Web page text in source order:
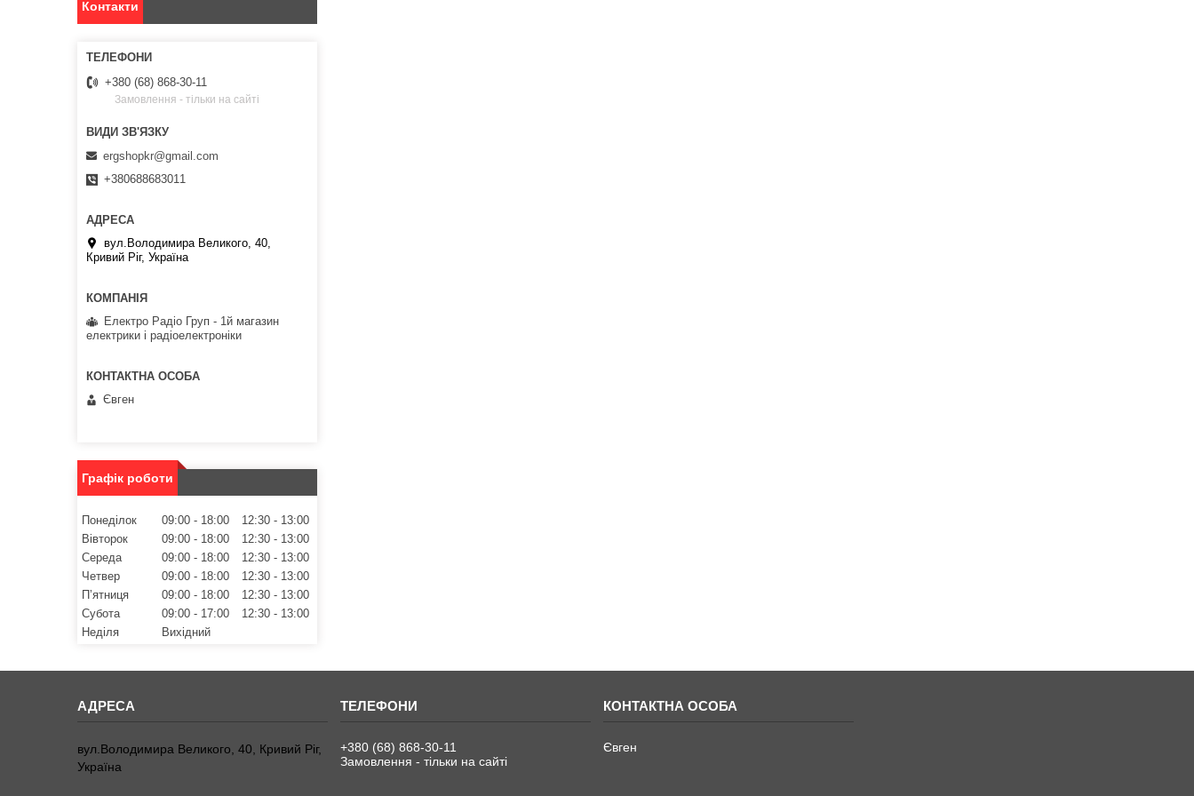
Контакти
+380 (68) 868-30-11
Замовлення - тільки на сайті
ergshopkr@gmail.com
+380688683011
вул.Володимира Великого, 40,
Кривий Ріг, Україна
Електро Радіо Груп - 1й магазин
електрики і радіоелектроніки
Євген
Графік роботи
Понеділок 09:00 18:00 12:30
13:00
Вівторок
09:00 18:00 12:30
13:00
Середа
09:00 18:00 12:30
13:00
Четвер
09:00 18:00 12:30
13:00
Пʼятниця
09:00 18:00 12:30
13:00
Субота
09:00 17:00 12:30
13:00
Неділя
Вихідний
вул.Володимира Великого, 40, Кривий Ріг,
Україна
+380 (68) 868-30-11
Замовлення - тільки на сайті
Євген